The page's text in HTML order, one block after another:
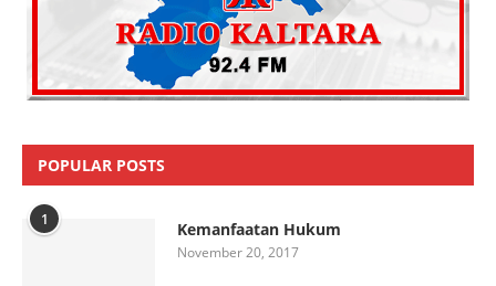
POPULAR POSTS
1 Kemanfaatan Hukum
November 20, 2017